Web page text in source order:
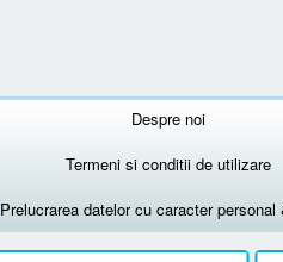
Despre noi
Termeni si conditii de utilizare
Prelucrarea datelor cu caracter personal